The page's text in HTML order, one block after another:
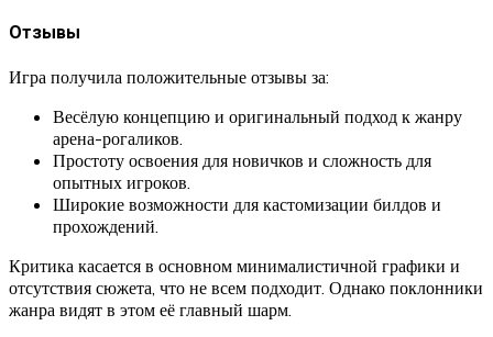
Отзывы
Игра получила положительные отзывы за:
Весёлую концепцию и оригинальный подход к жанру
арена-рогаликов.
Простоту освоения для новичков и сложность для
опытных игроков.
Широкие возможности для кастомизации билдов и
прохождений.
Критика касается в основном минималистичной графики и
отсутствия сюжета, что не всем подходит. Однако поклонники
жанра видят в этом её главный шарм.